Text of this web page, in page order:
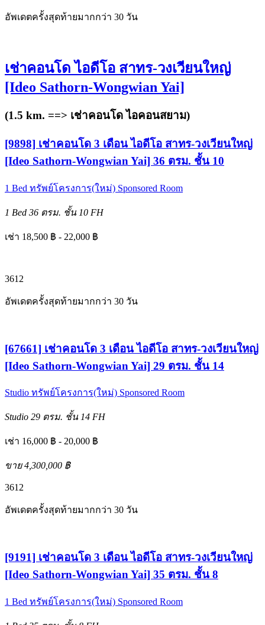
อัพเดตครั้งสุดท้ายมากกว่า 30 วัน
เช่าคอนโด ไอดีโอ สาทร-วงเวียนใหญ่
[Ideo Sathorn-Wongwian Yai]
(1.5 km. ==> เช่าคอนโด ไอคอนสยาม)
[9898] เช่าคอนโด 3 เดือน ไอดีโอ สาทร-วงเวียนใหญ่
[Ideo Sathorn-Wongwian Yai] 36 ตรม. ชั้น 10
1 Bed ทรัพย์โครงการ(ใหม่) Sponsored Room
1 Bed 36 ตรม. ชั้น 10 FH
เช่า 18,500 ฿ - 22,000 ฿
3612
อัพเดตครั้งสุดท้ายมากกว่า 30 วัน
[67661] เช่าคอนโด 3 เดือน ไอดีโอ สาทร-วงเวียนใหญ่
[Ideo Sathorn-Wongwian Yai] 29 ตรม. ชั้น 14
Studio ทรัพย์โครงการ(ใหม่) Sponsored Room
Studio 29 ตรม. ชั้น 14 FH
เช่า 16,000 ฿ - 20,000 ฿
ขาย 4,300,000 ฿
3612
อัพเดตครั้งสุดท้ายมากกว่า 30 วัน
[9191] เช่าคอนโด 3 เดือน ไอดีโอ สาทร-วงเวียนใหญ่
[Ideo Sathorn-Wongwian Yai] 35 ตรม. ชั้น 8
1 Bed ทรัพย์โครงการ(ใหม่) Sponsored Room